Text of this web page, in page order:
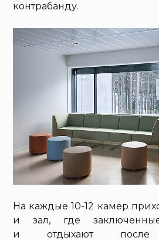
контрабанду.
На каждые 10-12 камер
и зал, где
и отдыхают после